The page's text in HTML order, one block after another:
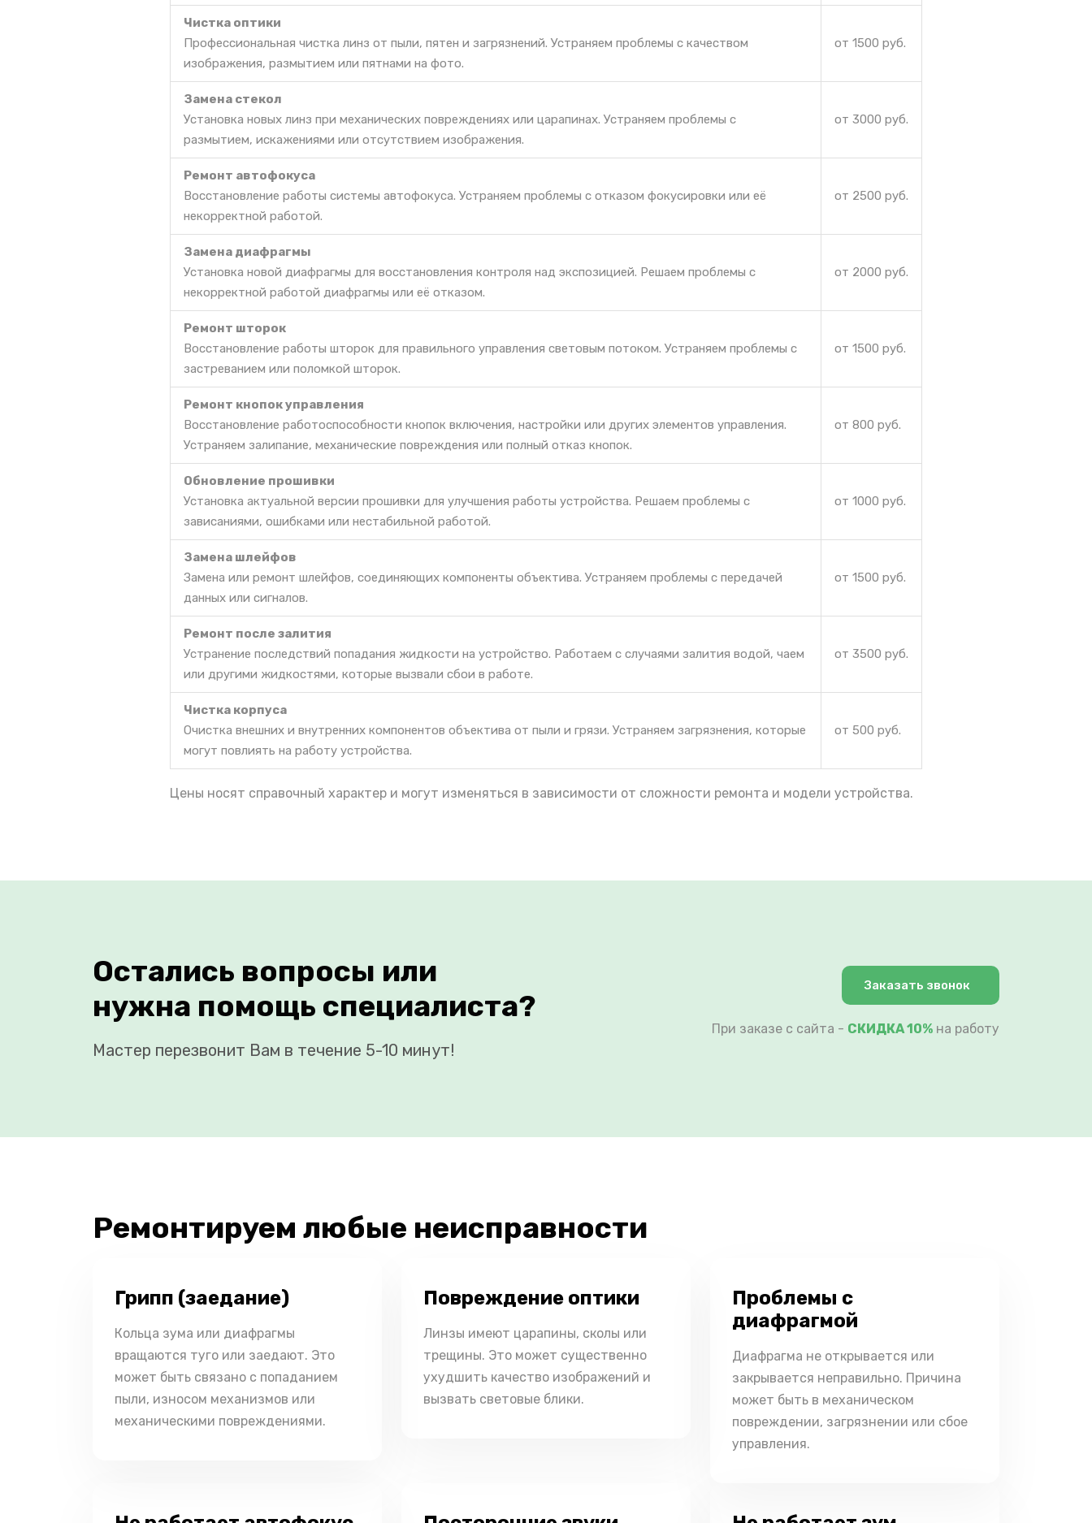
Чистка оптики
Профессиональная чистка линз от пыли, пятен и загрязнений. Устраняем проблемы с качеством
изображения, размытием или пятнами на фото.
от 1500 руб.
Замена стекол
Установка новых линз при механических повреждениях или царапинах. Устраняем проблемы с
размытием, искажениями или отсутствием изображения.
от 3000 руб.
Ремонт автофокуса
Восстановление работы системы автофокуса. Устраняем проблемы с отказом фокусировки или её
некорректной работой.
от 2500 руб.
Замена диафрагмы
Установка новой диафрагмы для восстановления контроля над экспозицией. Решаем проблемы с
некорректной работой диафрагмы или её отказом.
от 2000 руб.
Ремонт шторок
Восстановление работы шторок для правильного управления световым потоком. Устраняем проблемы с
застреванием или поломкой шторок.
от 1500 руб.
Ремонт кнопок управления
Восстановление работоспособности кнопок включения, настройки или других элементов управления.
Устраняем залипание, механические повреждения или полный отказ кнопок.
от 800 руб.
Обновление прошивки
Установка актуальной версии прошивки для улучшения работы устройства. Решаем проблемы с
зависаниями, ошибками или нестабильной работой.
от 1000 руб.
Замена шлейфов
Замена или ремонт шлейфов, соединяющих компоненты объектива. Устраняем проблемы с передачей
данных или сигналов.
от 1500 руб.
Ремонт после залития
Устранение последствий попадания жидкости на устройство. Работаем с случаями залития водой, чаем
или другими жидкостями, которые вызвали сбои в работе.
от 3500 руб.
Чистка корпуса
Очистка внешних и внутренних компонентов объектива от пыли и грязи. Устраняем загрязнения, которые
могут повлиять на работу устройства.
от 500 руб.
Цены носят справочный характер и могут изменяться в зависимости от сложности ремонта и модели устройства.
Остались вопросы или
нужна помощь специалиста?
Мастер перезвонит Вам в течение 5-10 минут!
Заказать звонок
При заказе с сайта - СКИДКА 10% на работу
Ремонтируем любые неисправности
Грипп (заедание)
Кольца зума или диафрагмы
вращаются туго или заедают. Это
может быть связано с попаданием
пыли, износом механизмов или
механическими повреждениями.
Повреждение оптики
Линзы имеют царапины, сколы или
трещины. Это может существенно
ухудшить качество изображений и
вызвать световые блики.
Проблемы с
диафрагмой
Диафрагма не открывается или
закрывается неправильно. Причина
может быть в механическом
повреждении, загрязнении или сбое
управления.